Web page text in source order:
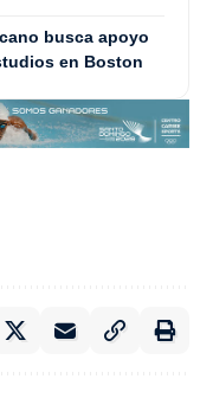
busca apoyo
en Boston